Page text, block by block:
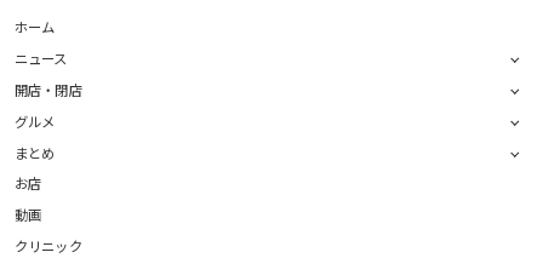
ホーム
ニュース
開店・閉店
グルメ
まとめ
お店
動画
クリニック